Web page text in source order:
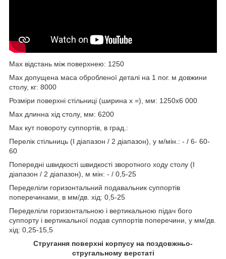
Max відстань між поверхнею: 1250
Max допущена маса обробленої деталі на 1 пог. м довжини
столу, кг: 8000
Розміри поверхні стільниці (ширина x =), мм: 1250x6 000
Max длинна хід столу, мм: 6200
Max кут повороту суппортів, в град.:
Перелік стільниць (I діапазон / 2 діапазон), у м/мін.: - / 6- 60-
60
Попередні швидкості швидкості зворотного ходу столу (I
діапазон / 2 діапазон), м мін: - / 0,5-25
Переделіли горизонтальний подавальник суппортів
поперечинами, в мм/дв. хід: 0,5-25
Переделіли горизонтальною і вертикальною підач бого
суппорту і вертикальної подав суппортів поперечини, у мм/дв.
хід: 0,25-15,5
Стругання поверхні корпусу на поздовжньо-
стругальному верстаті